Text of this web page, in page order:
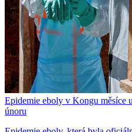
Epidemie eboly v Kongu měsíce
únoru